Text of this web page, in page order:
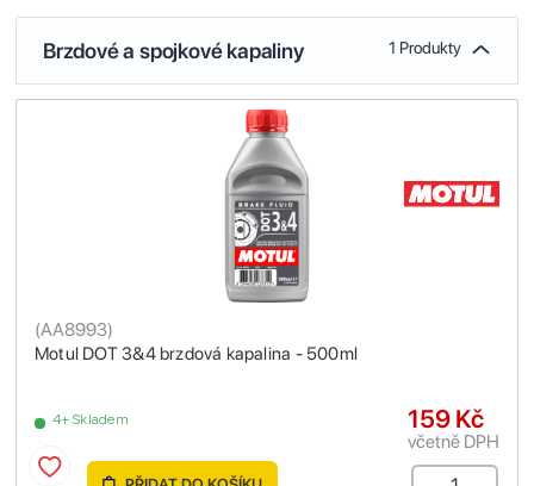
Brzdové a spojkové kapaliny 1 Produkty
Motul DOT 3&4 brzdová kapalina - 500ml
(AA8993)
4+ Skladem 159 Kč
včetně DPH